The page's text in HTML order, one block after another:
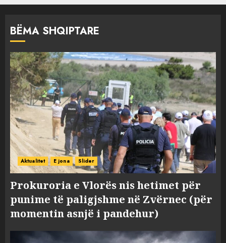
BËMA SHQIPTARE
Aktualitet E jona Slider
Prokuroria e Vlorës nis hetimet për
punime të paligjshme në Zvërnec (për
momentin asnjë i pandehur)